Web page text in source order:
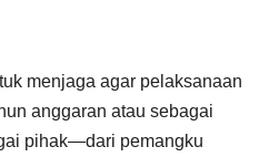
menjaga agar pelaksanaan
anggaran atau sebagai
pihak—dari pemangku